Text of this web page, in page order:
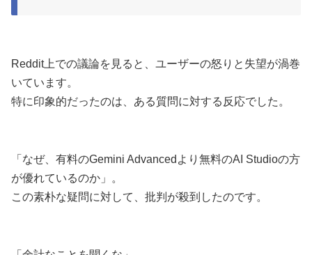
Reddit上での議論を見ると、ユーザーの怒りと失望が渦巻
いています。
特に印象的だったのは、ある質問に対する反応でした。
「なぜ、有料のGemini Advancedより無料のAI Studioの方
が優れているのか」。
この素朴な疑問に対して、批判が殺到したのです。